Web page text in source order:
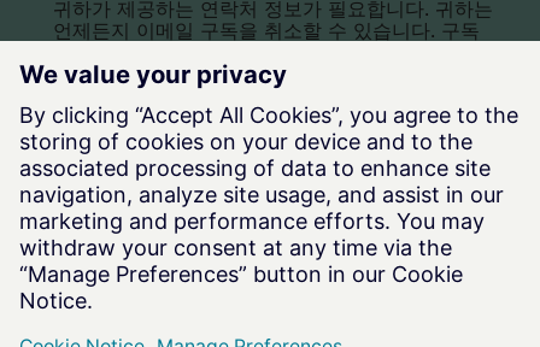
귀하가 제공하는 연락처 정보가 필요합니다. 귀하는
언제든지 이메일 구독을 취소할 수 있습니다. 구독
존중하는 방법에 대한 자세한 내용은 개인정보 보호
방침을 참조하십시오.